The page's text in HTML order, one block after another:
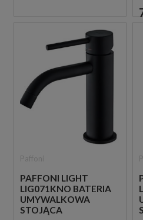
PAFFONI LIGHT
LIG071KNO BATERIA
UMYWALKOWA
STOJĄCA